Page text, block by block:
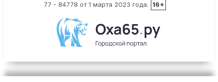
77 - 84778 от 1 марта 2023 года.
16+